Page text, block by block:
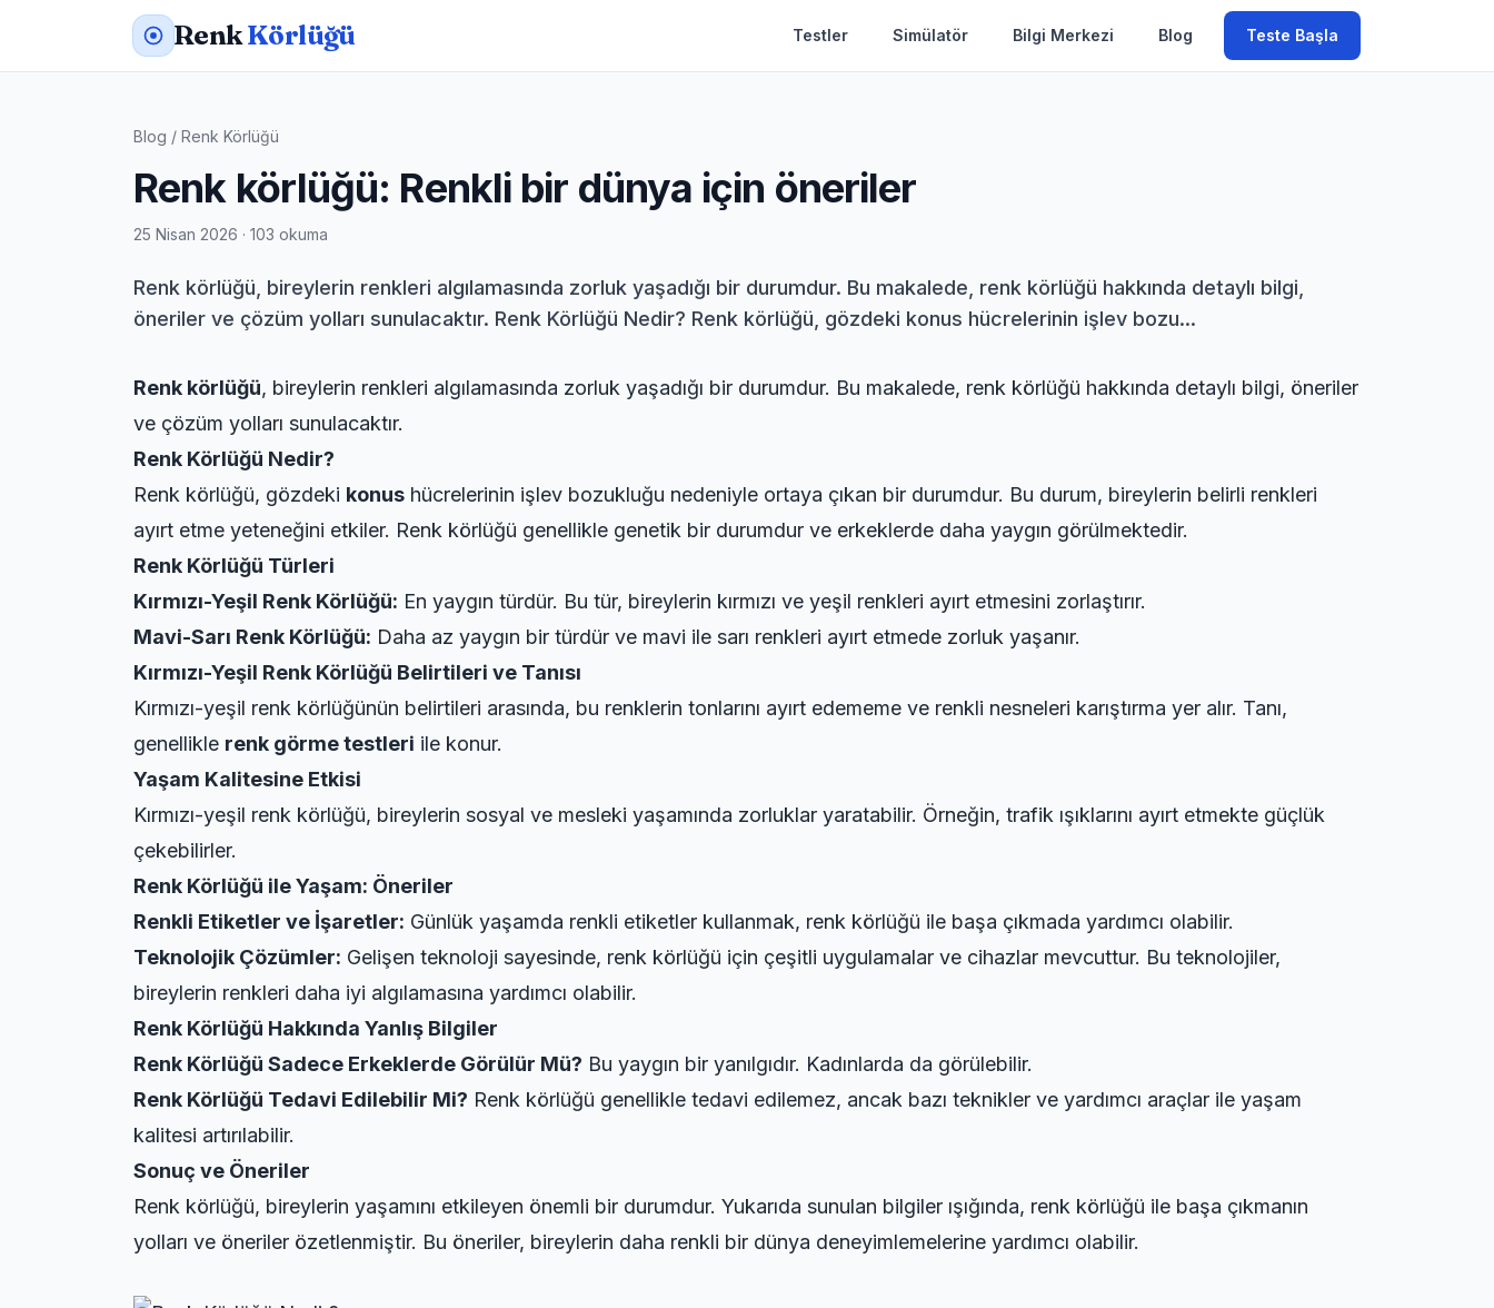
RenkKörlüğü Testler Simülatör Bilgi Merkezi Blog Teste Başla
Blog / Renk Körlüğü
Renk körlüğü: Renkli bir dünya için öneriler
25 Nisan 2026 · 103 okuma
Renk körlüğü, bireylerin renkleri algılamasında zorluk yaşadığı bir durumdur. Bu makalede, renk körlüğü hakkında detaylı bilgi,
öneriler ve çözüm yolları sunulacaktır. Renk Körlüğü Nedir? Renk körlüğü, gözdeki konus hücrelerinin işlev bozu...
Renk körlüğü, bireylerin renkleri algılamasında zorluk yaşadığı bir durumdur. Bu makalede, renk körlüğü hakkında detaylı bilgi, öneriler
ve çözüm yolları sunulacaktır.
Renk Körlüğü Nedir?
Renk körlüğü, gözdeki konus hücrelerinin işlev bozukluğu nedeniyle ortaya çıkan bir durumdur. Bu durum, bireylerin belirli renkleri
ayırt etme yeteneğini etkiler. Renk körlüğü genellikle genetik bir durumdur ve erkeklerde daha yaygın görülmektedir.
Renk Körlüğü Türleri
Kırmızı-Yeşil Renk Körlüğü: En yaygın türdür. Bu tür, bireylerin kırmızı ve yeşil renkleri ayırt etmesini zorlaştırır.
Mavi-Sarı Renk Körlüğü: Daha az yaygın bir türdür ve mavi ile sarı renkleri ayırt etmede zorluk yaşanır.
Kırmızı-Yeşil Renk Körlüğü Belirtileri ve Tanısı
Kırmızı-yeşil renk körlüğünün belirtileri arasında, bu renklerin tonlarını ayırt edememe ve renkli nesneleri karıştırma yer alır. Tanı,
genellikle renk görme testleri ile konur.
Yaşam Kalitesine Etkisi
Kırmızı-yeşil renk körlüğü, bireylerin sosyal ve mesleki yaşamında zorluklar yaratabilir. Örneğin, trafik ışıklarını ayırt etmekte güçlük
çekebilirler.
Renk Körlüğü ile Yaşam: Öneriler
Renkli Etiketler ve İşaretler: Günlük yaşamda renkli etiketler kullanmak, renk körlüğü ile başa çıkmada yardımcı olabilir.
Teknolojik Çözümler: Gelişen teknoloji sayesinde, renk körlüğü için çeşitli uygulamalar ve cihazlar mevcuttur. Bu teknolojiler,
bireylerin renkleri daha iyi algılamasına yardımcı olabilir.
Renk Körlüğü Hakkında Yanlış Bilgiler
Renk Körlüğü Sadece Erkeklerde Görülür Mü? Bu yaygın bir yanılgıdır. Kadınlarda da görülebilir.
Renk Körlüğü Tedavi Edilebilir Mi? Renk körlüğü genellikle tedavi edilemez, ancak bazı teknikler ve yardımcı araçlar ile yaşam
kalitesi artırılabilir.
Sonuç ve Öneriler
Renk körlüğü, bireylerin yaşamını etkileyen önemli bir durumdur. Yukarıda sunulan bilgiler ışığında, renk körlüğü ile başa çıkmanın
yolları ve öneriler özetlenmiştir. Bu öneriler, bireylerin daha renkli bir dünya deneyimlemelerine yardımcı olabilir.